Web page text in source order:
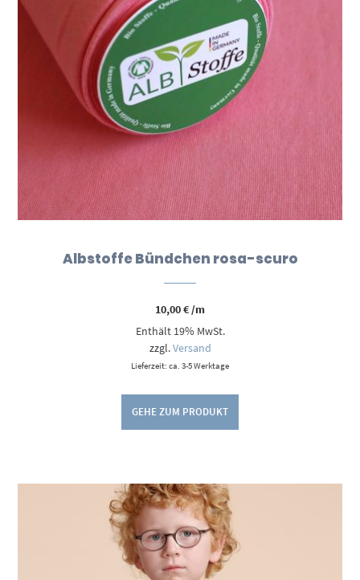
Albstoffe Bündchen rosa-scuro
10,00€/m
Enthält 19% MwSt.
zzgl.Versand
Lieferzeit: ca. 3-5 Werktage
GEHE ZUM PRODUKT